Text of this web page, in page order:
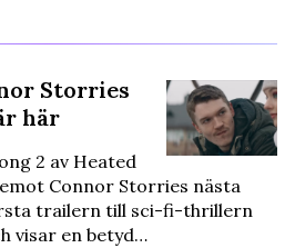
Storries
här
2 av Heated
Connor Storries nästa
trailern till sci-fi-thrillern
visar en betyd…